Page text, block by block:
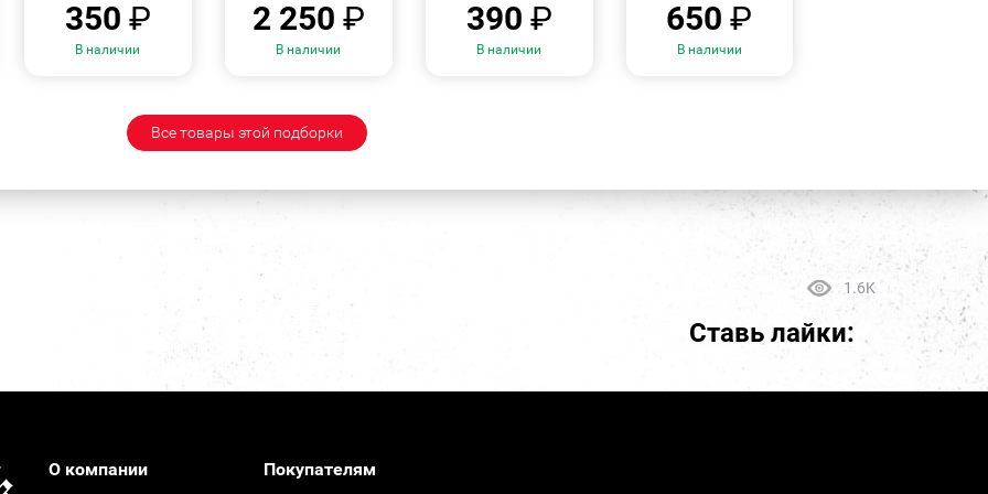
350 ₽
В наличии
2 250 ₽
В наличии
390 ₽
В наличии
650₽
В наличии
Все товары этой подборки
1.6K
Ставь лайки:
О компании Покупателям